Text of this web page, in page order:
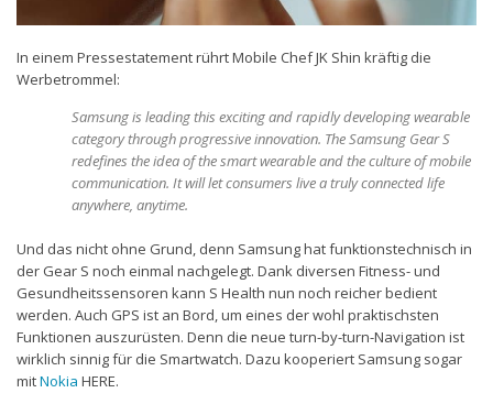
In einem Pressestatement rührt Mobile Chef JK Shin kräftig die
Werbetrommel:
Samsung is leading this exciting and rapidly developing wearable
category through progressive innovation. The Samsung Gear S
redefines the idea of the smart wearable and the culture of mobile
communication. It will let consumers live a truly connected life
anywhere, anytime.
Und das nicht ohne Grund, denn Samsung hat funktionstechnisch in
der Gear S noch einmal nachgelegt. Dank diversen Fitness- und
Gesundheitssensoren kann S Health nun noch reicher bedient
werden. Auch GPS ist an Bord, um eines der wohl praktischsten
Funktionen auszurüsten. Denn die neue turn-by-turn-Navigation ist
wirklich sinnig für die Smartwatch. Dazu kooperiert Samsung sogar
mitNokia HERE.